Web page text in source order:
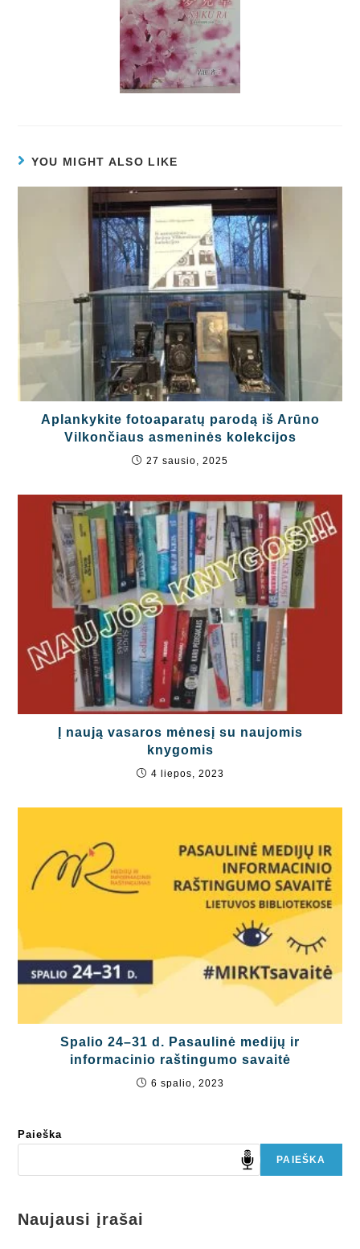
YOU MIGHT ALSO LIKE
Aplankykite fotoaparatų parodą iš Arūno
Vilkončiaus asmeninės kolekcijos
27 sausio, 2025
Į naują vasaros mėnesį su naujomis
knygomis
4 liepos, 2023
Spalio 24–31 d. Pasaulinė medijų ir
informacinio raštingumo savaitė
6 spalio, 2023
Paieška
PAIEŠKA
Naujausi įrašai